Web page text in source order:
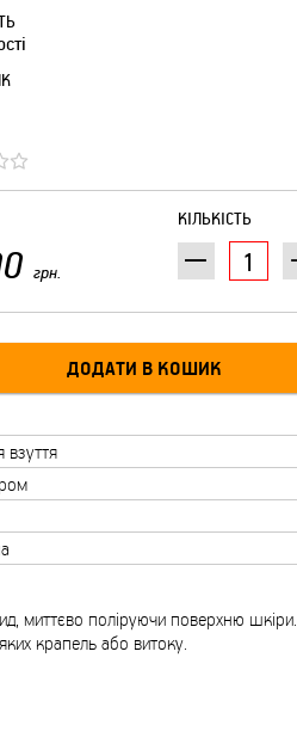
КІЛЬКІСТЬ
грн.
взуття
миттєво поліруючи поверхню шкіри.
крапель або витоку.